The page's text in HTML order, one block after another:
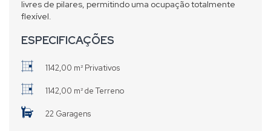
livres de pilares, permitindo uma ocupação totalmente
flexível.
ESPECIFICAÇÕES
1142,00 m² Privativos
1142,00 m² de Terreno
22 Garagens